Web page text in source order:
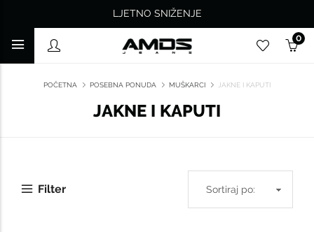
LJETNO SNIŽENJE
0
POČETNA POSEBNA PONUDA MUŠKARCI JAKNE I KAPUTI
JAKNE I KAPUTI
Filter